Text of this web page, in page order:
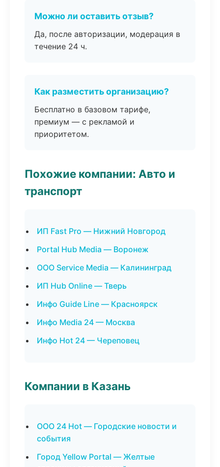
Можно ли оставить отзыв?
Да, после авторизации, модерация в
течение 24 ч.
Как разместить организацию?
Бесплатно в базовом тарифе,
премиум — с рекламой и
приоритетом.
Похожие компании: Авто и
транспорт
ИП Fast Pro — Нижний Новгород
Portal Hub Media — Воронеж
ООО Service Media — Калининград
ИП Hub Online — Тверь
Инфо Guide Line — Красноярск
Инфо Media 24 — Москва
Инфо Hot 24 — Череповец
Компании в Казань
ООО 24 Hot — Городские новости и
события
Город Yellow Portal — Желтые